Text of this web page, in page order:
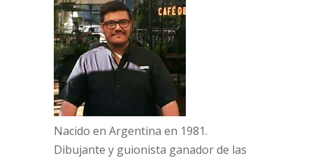
Nacido en Argentina en 1981.
Dibujante y guionista ganador de las